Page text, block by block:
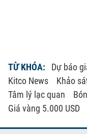
TỪ KHÓA: Dự báo
Kitco News
Khảo
Tâm lý lạc quan
Giá vàng 5.000 USD